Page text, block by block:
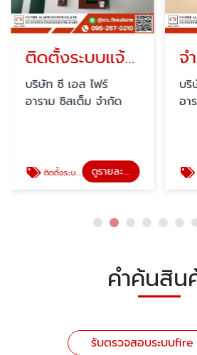
ติดตั้งระบบแจ้งเหตุเพลิงไหม้ Fire Alarm
บริษัท ซี เอส ไฟร์
อาราม ซิสเต็ม จำกัด
ติดตั้งระบบแจ้งเหตุเพลิงไหม้ Fire Alarm ดูรายละเอียด
บริ
อา
จ
คำค้นสิน
รับตรวจสอบระบบ